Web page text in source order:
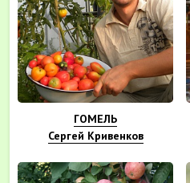
ГОМЕЛЬ
Сергей Кривенков